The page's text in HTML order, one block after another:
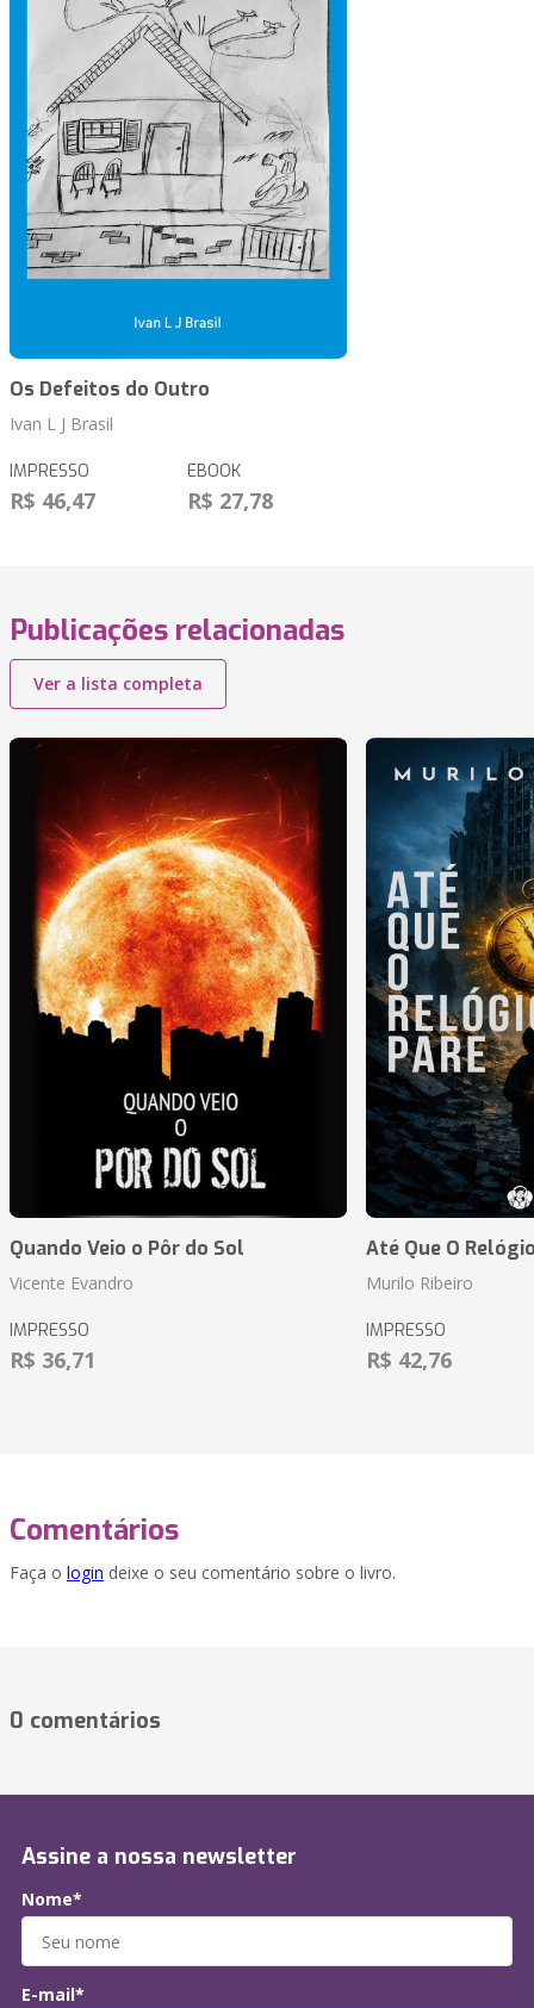
Os Defeitos do Outro
Ivan L J Brasil
IMPRESSO
R$ 46,47
EBOOK
R$ 27,78
Publicações relacionadas
Ver a lista completa
Quando Veio o Pôr do Sol
Vicente Evandro
IMPRESSO
R$ 36,71
Até Que O
Murilo Ribeiro
IMPRESSO
R$ 42,76
Comentários
Faça o login deixe o seu comentário sobre o livro.
0 comentários
Assine a nossa newsletter
Nome*
E-mail*